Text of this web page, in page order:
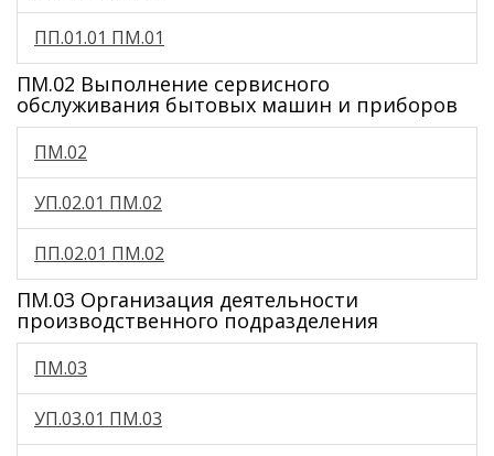
ПП.01.01 ПМ.01
ПМ.02 Выполнение сервисного
обслуживания бытовых машин и приборов
ПМ.02
УП.02.01 ПМ.02
ПП.02.01 ПМ.02
ПМ.03 Организация деятельности
производственного подразделения
ПМ.03
УП.03.01 ПМ.03